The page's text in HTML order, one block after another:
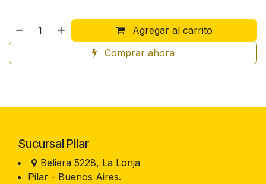
Agregar al carrito
Comprar ahora
Sucursal Pilar
Beliera 5228, La Lonja
Pilar - Buenos Aires.